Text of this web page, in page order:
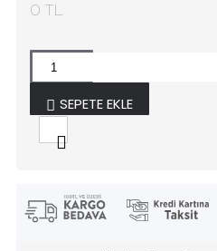
0 TL
SEPETE EKLE